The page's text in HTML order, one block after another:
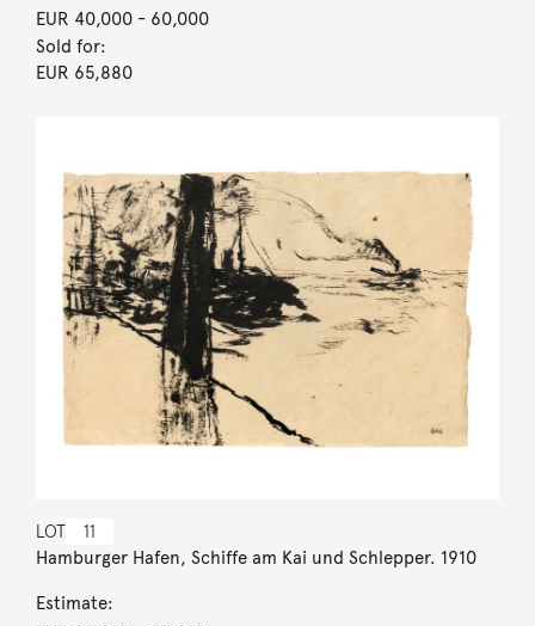
EUR 40,000- 60,000
Sold for:
EUR 65,880
LOT 11
Hamburger Hafen, Schiffe am Kai und Schlepper. 1910
Estimate: